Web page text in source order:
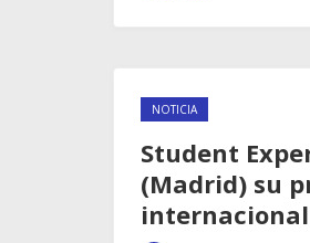
NOTICIA
Student
(Madrid) su
internacional